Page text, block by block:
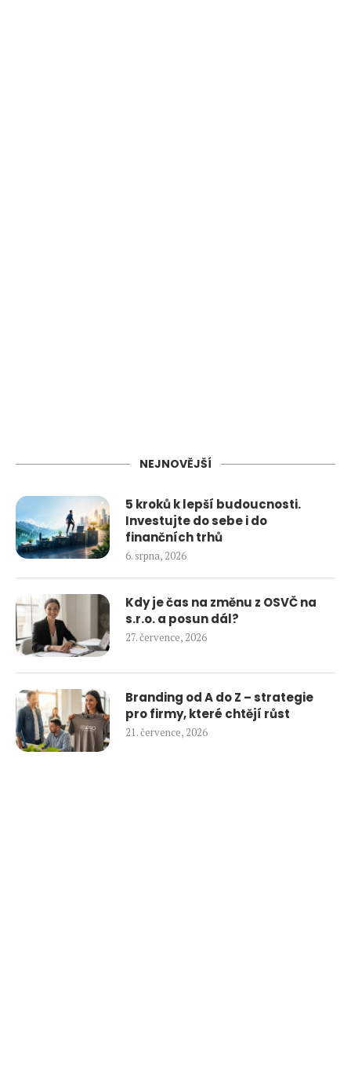
NEJNOVĚJŠÍ
5 kroků k lepší budoucnosti.
Investujte do sebe i do
finančních trhů
6. srpna, 2026
Kdy je čas na změnu z OSVČ na
s.r.o. a posun dál?
27. července, 2026
Branding od A do Z – strategie
pro firmy, které chtějí růst
21. července, 2026